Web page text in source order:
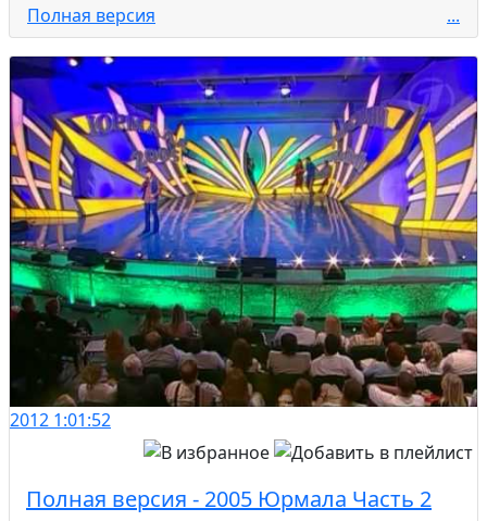
Полная версия ...
2012 1:01:52
Полная версия - 2005 Юрмала Часть 2